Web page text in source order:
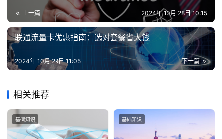
上一篇 2024年 10月 28日 10:15
联通流量卡优惠指南：选对套餐省大钱
下一篇
2024年 10月 29日 11:05
相关推荐
基础知识 基础知识